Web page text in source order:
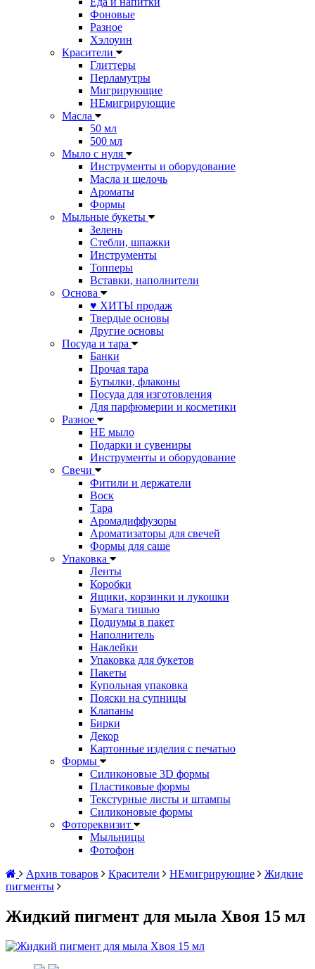
Фоновые
Разное
Хэлоуин
Красители
Глиттеры
Перламутры
Мигрирующие
НЕмигрирующие
Масла
50 мл
500 мл
Мыло с нуля
Инструменты и оборудование
Масла и щелочь
Ароматы
Формы
Мыльные букеты
Зелень
Стебли, шпажки
Инструменты
Топперы
Вставки, наполнители
Основа
♥ ХИТЫ продаж
Твердые основы
Другие основы
Посуда и тара
Банки
Прочая тара
Бутылки, флаконы
Посуда для изготовления
Для парфюмерии и косметики
Разное
НЕ мыло
Подарки и сувениры
Инструменты и оборудование
Свечи
Фитили и держатели
Воск
Тара
Аромадиффузоры
Ароматизаторы для свечей
Формы для саше
Упаковка
Ленты
Коробки
Ящики, корзинки и лукошки
Бумага тишью
Подиумы в пакет
Наполнитель
Наклейки
Упаковка для букетов
Пакеты
Купольная упаковка
Пояски на супницы
Клапаны
Бирки
Декор
Картонные изделия с печатью
Формы
Силиконовые 3D формы
Пластиковые формы
Текстурные листы и штампы
Силиконовые формы
Фотореквизит
Мыльницы
Фотофон
Архив товаров
Красители НЕмигрирующие
Жидкие
пигменты
Жидкий пигмент для мыла Хвоя 15 мл